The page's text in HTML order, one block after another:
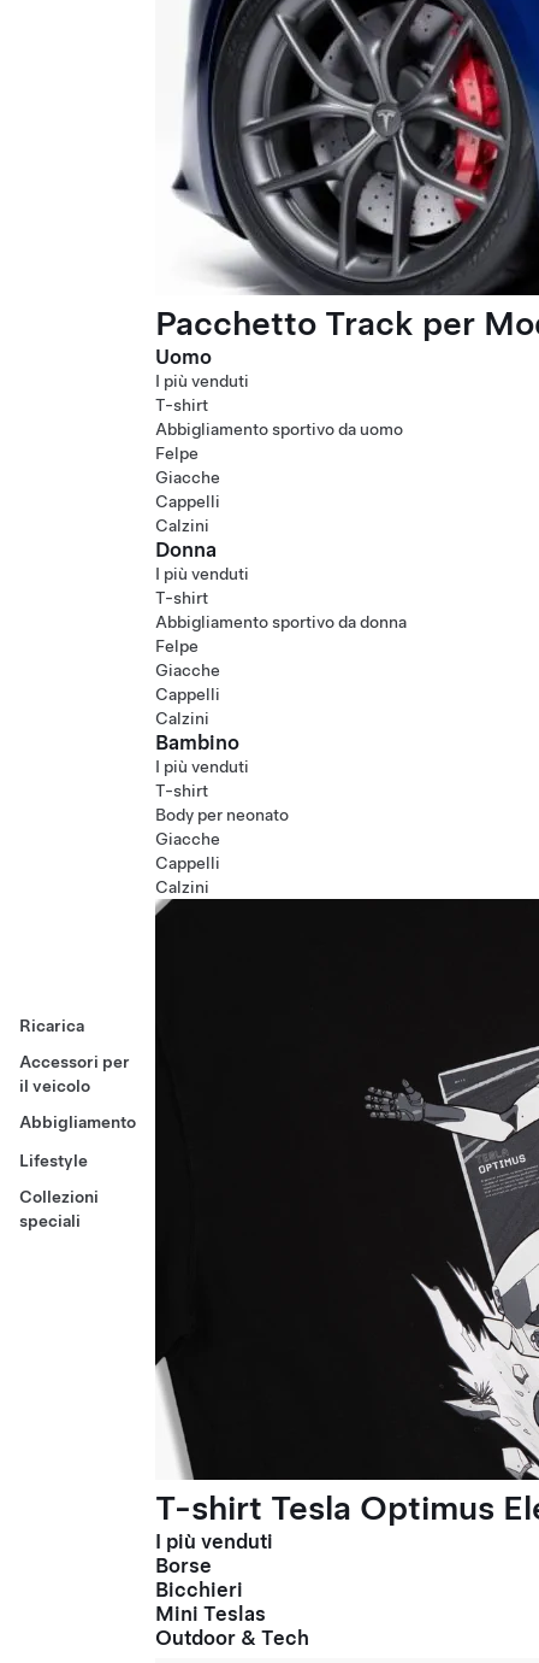
Ricarica
Accessori per
il veicolo
Abbigliamento
Lifestyle
Collezioni
speciali
Pacchetto Track per
Uomo
I più venduti
T-shirt
Abbigliamento sportivo da uomo
Felpe
Giacche
Cappelli
Calzini
Donna
I più venduti
T-shirt
Abbigliamento sportivo da donna
Felpe
Giacche
Cappelli
Calzini
Bambino
I più venduti
T-shirt
Body per neonato
Giacche
Cappelli
Calzini
T-shirt Tesla Optimus
I più venduti
Borse
Bicchieri
Mini Teslas
Outdoor & Tech